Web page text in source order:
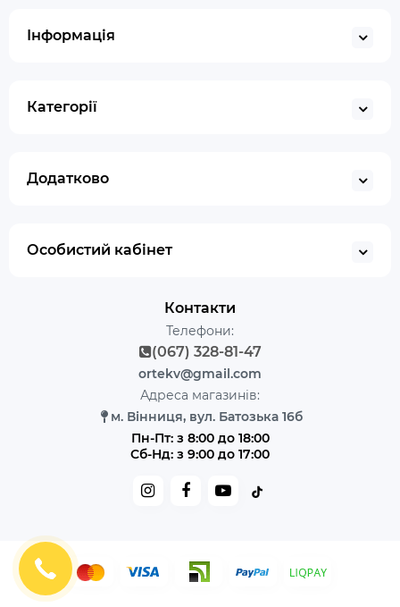
Інформація
Категорії
Додатково
Особистий кабінет
Контакти
Телефони:
(067) 328-81-47
ortekv@gmail.com
Адреса магазинів:
м. Вінниця, вул. Батозька 16б
Пн-Пт: з 8:00 до 18:00
Сб-Нд: з 9:00 до 17:00